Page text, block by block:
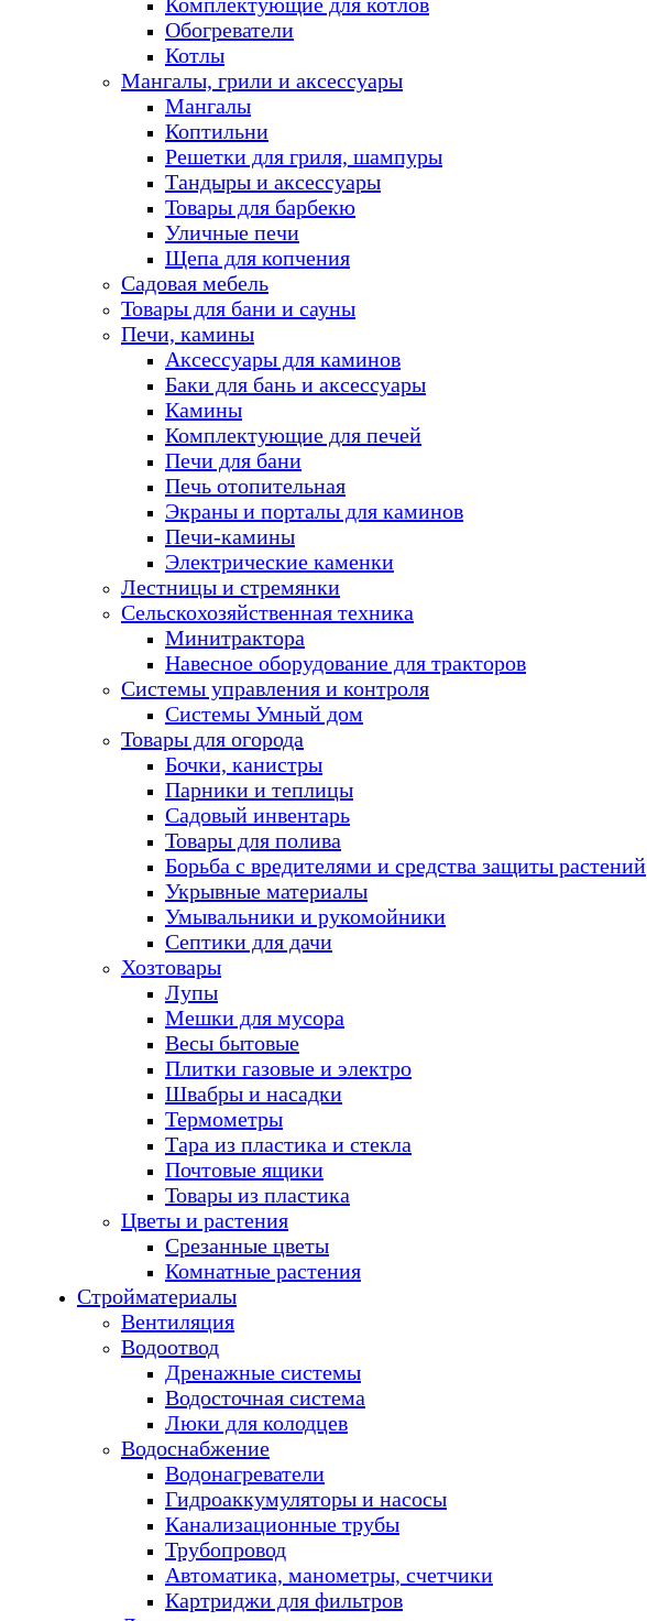
Обогреватели
Котлы
Мангалы, грили и аксессуары
Мангалы
Коптильни
Решетки для гриля, шампуры
Тандыры и аксессуары
Товары для барбекю
Уличные печи
Щепа для копчения
Садовая мебель
Товары для бани и сауны
Печи, камины
Аксессуары для каминов
Баки для бань и аксессуары
Камины
Комплектующие для печей
Печи для бани
Печь отопительная
Экраны и порталы для каминов
Печи-камины
Электрические каменки
Лестницы и стремянки
Сельскохозяйственная техника
Минитрактора
Навесное оборудование для тракторов
Системы управления и контроля
Системы Умный дом
Товары для огорода
Бочки, канистры
Парники и теплицы
Садовый инвентарь
Товары для полива
Борьба с вредителями и средства защиты растений
Укрывные материалы
Умывальники и рукомойники
Септики для дачи
Хозтовары
Лупы
Мешки для мусора
Весы бытовые
Плитки газовые и электро
Швабры и насадки
Термометры
Тара из пластика и стекла
Почтовые ящики
Товары из пластика
Цветы и растения
Срезанные цветы
Комнатные растения
Стройматериалы
Вентиляция
Водоотвод
Дренажные системы
Водосточная система
Люки для колодцев
Водоснабжение
Водонагреватели
Гидроаккумуляторы и насосы
Канализационные трубы
Трубопровод
Автоматика, манометры, счетчики
Картриджи для фильтров